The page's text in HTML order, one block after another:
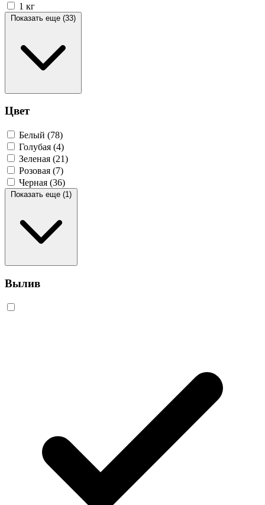
1 кг
Показать еще (33)
Цвет
Белый (78)
Голубая (4)
Зеленая (21)
Розовая (7)
Черная (36)
Показать еще (1)
Вылив